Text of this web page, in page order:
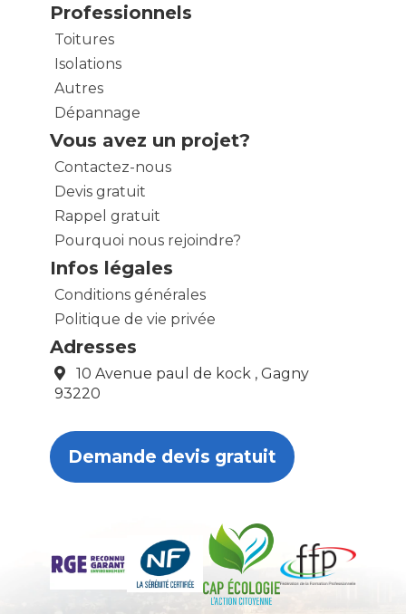
Professionnels
Toitures
Isolations
Autres
Dépannage
Vous avez un projet?
Contactez-nous
Devis gratuit
Rappel gratuit
Pourquoi nous rejoindre?
Infos légales
Conditions générales
Politique de vie privée
Adresses
10 Avenue paul de kock , Gagny
93220
Demande devis gratuit